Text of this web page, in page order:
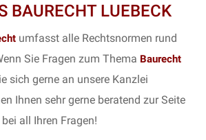
BAURECHT LUEBECK
umfasst alle Rechtsnormen rund
Sie Fragen zum Thema Baurecht
sich gerne an unsere Kanzlei
Ihnen sehr gerne beratend zur Seite
all Ihren Fragen!